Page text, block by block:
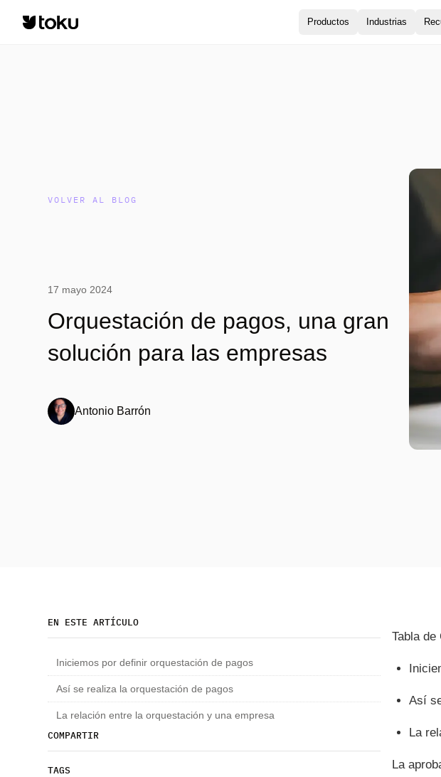
Productos Industrias
VOLVER AL BLOG
17 mayo 2024
Orquestación de pagos, una gran
solución para las empresas
Antonio Barrón
EN ESTE ARTÍCULO
Iniciemos por definir orquestación de pagos
Así se realiza la orquestación de pagos
La relación entre la orquestación y una empresa
COMPARTIR
TAGS
Tabla de
Así
La
La